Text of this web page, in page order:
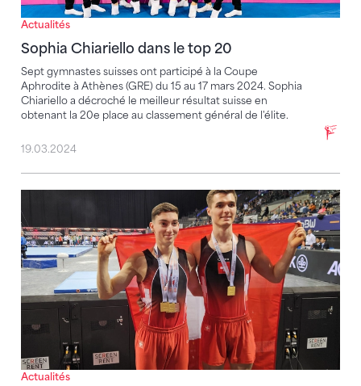
Actualités
Sophia Chiariello dans le top 20
Sept gymnastes suisses ont participé à la Coupe
Aphrodite à Athènes (GRE) du 15 au 17 mars 2024. Sophia
Chiariello a décroché le meilleur résultat suisse en
obtenant la 20e place au classement général de l'élite.
19.03.2024
Actualités
Trois victoires suisses à la Coupe DTB